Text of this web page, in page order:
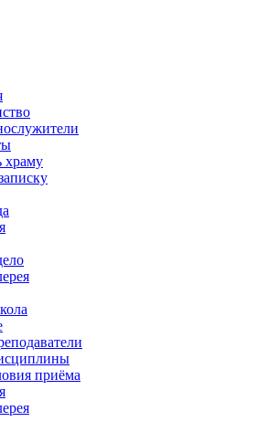
приёма